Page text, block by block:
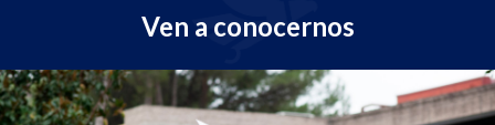
Ven a conocernos